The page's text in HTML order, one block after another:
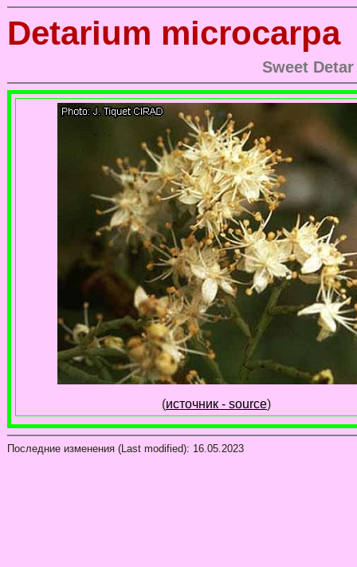
Detarium microcarpa
Sweet Detar
(источник - source)
Последние изменения (Last modified): 16.05.2023